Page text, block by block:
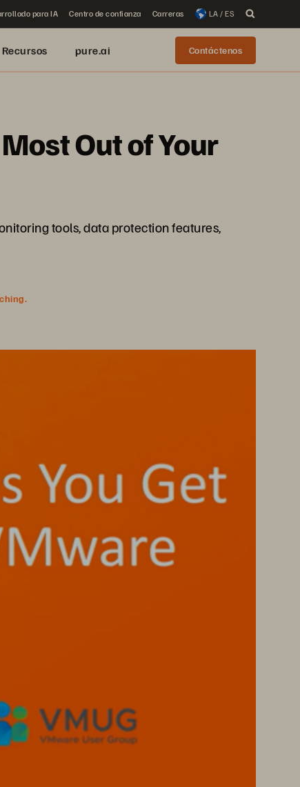
para IA Centro de confianza Carreras LA / ES
Recursos pure.ai Contáctenos
Out of Your
tools, data protection features,